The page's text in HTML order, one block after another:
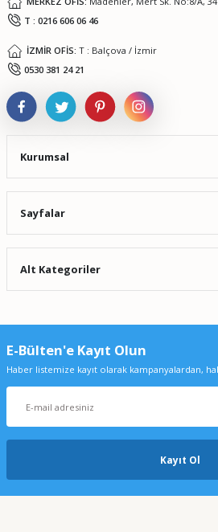
T : 0216 606 06 46
İZMİR OFİS: T : Balçova / İzmir
0530 381 24 21
Kurumsal
Sayfalar
Alt Kategoriler
E-Bülten'e Kayıt Olun
Haber listemize kayıt olarak kampanyalardan,
Kayıt Ol